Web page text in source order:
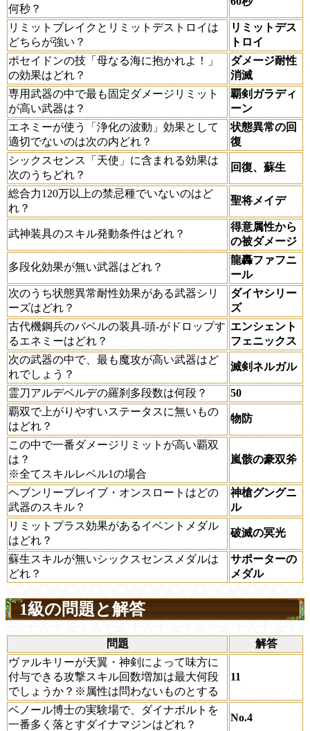
何秒？
リミットブレイクとリミットデストロイは
どちらが強い？
リミットデス
トロイ
ポセイドンの技「母なる海に抱かれよ！」
の効果はどれ？
ダメージ耐性
消滅
専用武器の中で最も固定ダメージリミット
が高い武器は？
覇剣ガラディ
ーン
エネミーが使う「浄化の波動」効果として
適切でないのは次の内どれ？
状態異常の回
復
シックスセンス「天使」に含まれる効果は
次のうちどれ？
回復、蘇生
総合力120万以上の禁忌種でいないのはど
れ？
聖将メイデ
武神装具のスキル発動条件はどれ？
得意属性から
の被ダメージ
多段化効果が無い武器はどれ？
龍轟ファフニ
ール
次のうち状態異常耐性効果がある武器シリ
ーズはどれ？
ダイヤシリー
ズ
古代機鋼兵のバベルの装具-頭-がドロップす
るエネミーはどれ？
エンシェント
フェニックス
次の武器の中で、最も魔攻が高い武器はど
れでしょう？
滅剣ネルガル
霊刀アルデベルデの羅刹多段数は何段？
50
覇双で上がりやすいステータスに無いもの
はどれ？
物防
この中で一番ダメージリミットが高い覇双
は？
※全てスキルレベル1の場合
嵐骸の豪双斧
ヘブンリーブレイブ・オンスロートはどの
武器のスキル？
神槍グングニ
ル
リミットプラス効果があるイベントメダル
はどれ？
破滅の冥光
蘇生スキルが無いシックスセンスメダルは
どれ？
サポーターの
メダル
1級の問題と解答
問題
解答
ヴァルキリーが天翼・神剣によって味方に
付与できる攻撃スキル回数増加は最大何段
でしょうか？※属性は問わないものとする
11
ベノール博士の実験場で、ダイナボルトを
一番多く落とすダイナマジンはどれ？
No.4